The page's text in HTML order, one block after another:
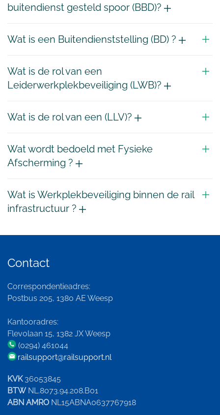
buitendienst gesteld spoor (BBD)?
Wat is een Buitendienststelling (BD) ?
Wat is de rol van een
Leiderwerkplekbeveiliging (LWB)?
Wat is de rol van een (LLV)?
Wat wordt bedoeld met Fysieke
Afscherming ?
Wat is Werkplekbeveiliging binnen de rail
infrastructuur ?
Contact
Correspondentieadres:
Postbus 205, 1380 AE Weesp
Kantooradres:
Flevolaan 15, 1382 JX Weesp
(0294) 461044
railsupport@railsupport.nl
KVK 36053845
BTW NL.8073.94.208.B01
ABN AMRO NL15ABNA0637767918